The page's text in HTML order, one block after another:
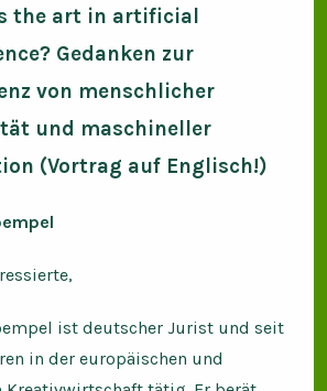
the art in artificial
Gedanken zur
von menschlicher
und maschineller
(Vortrag auf Englisch!)
ist deutscher Jurist und seit
in der europäischen und